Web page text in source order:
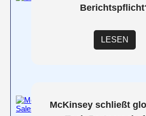
LESEN
McKinsey schließt